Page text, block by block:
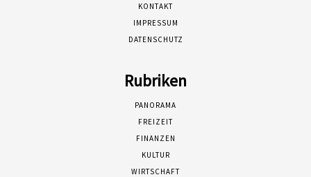
KONTAKT
IMPRESSUM
DATENSCHUTZ
Rubriken
PANORAMA
FREIZEIT
FINANZEN
KULTUR
WIRTSCHAFT